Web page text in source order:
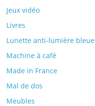
Jeux vidéo
Livres
Lunette anti-lumière bleue
Machine à café
Made in France
Mal de dos
Meubles